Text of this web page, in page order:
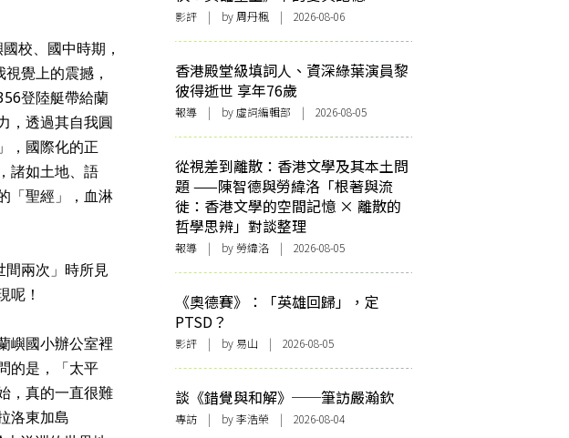
校、國中時期，
覺上的震撼，
登陸艇帶給蘭
，透過其自我圓
，國際化的正
諸如土地、語
「聖經」，血淋
間兩次」時所見
呢！
嶼國小辦公室裡
的是，「太平
，真的一直很難
洛東加島
影評 | by 周丹楓 | 2026-08-06
香港殿堂級填詞人、資深綠葉演員黎
彼得逝世 享年76歲
報導 | by 虛詞編輯部 | 2026-08-05
從視差到離散：香港文學及其本土問
題 ——陳智德與勞緯洛「根著與流
徙：香港文學的空間記憶 × 離散的
哲學思辨」對談整理
報導 | by 勞緯洛 | 2026-08-05
《奧德賽》：「英雄回歸」，定
PTSD？
影評 | by 易山 | 2026-08-05
談《錯覺與和解》──筆訪嚴瀚欽
專訪 | by 李浩榮 | 2026-08-04